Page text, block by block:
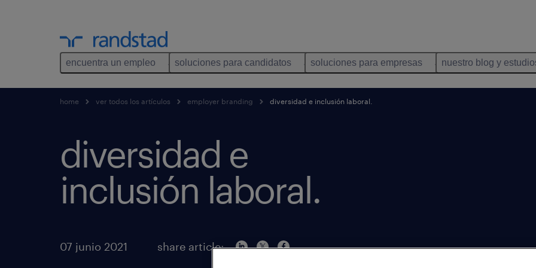
encuentra un empleo soluciones para candidatos soluciones para empresas nuestro blog y
home ver todos los artículos employer branding diversidad e inclusión laboral.
diversidad e
inclusión laboral.
07 junio 2021 share article: